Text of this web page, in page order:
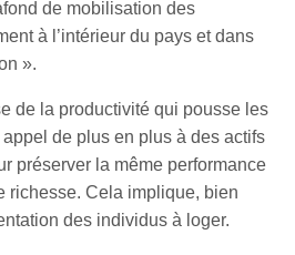
de mobilisation des
à l’intérieur du pays et dans
».
de la productivité qui pousse les
de plus en plus à des actifs
préserver la même performance
richesse. Cela implique, bien
des individus à loger.